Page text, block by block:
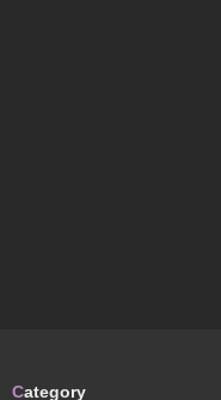
Category